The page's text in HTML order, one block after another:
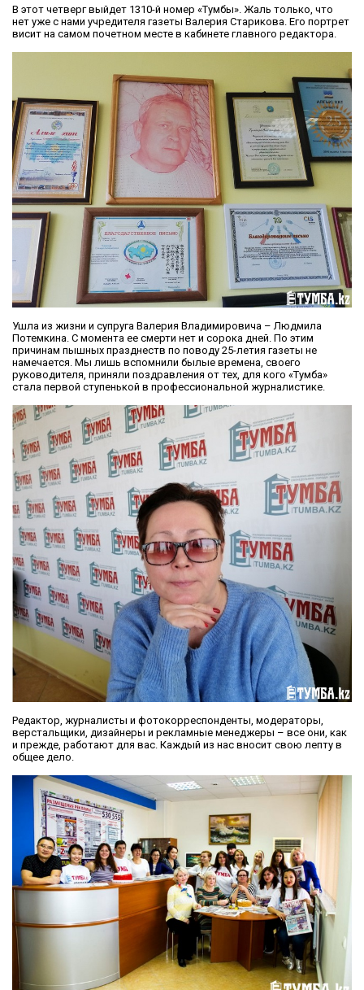
В этот четверг выйдет 1310-й номер «Тумбы». Жаль только, что
нет уже с нами учредителя газеты Валерия Старикова. Его портрет
висит на самом почетном месте в кабинете главного редактора.
Ушла из жизни и супруга Валерия Владимировича – Людмила
Потемкина. С момента ее смерти нет и сорока дней. По этим
причинам пышных празднеств по поводу 25-летия газеты не
намечается. Мы лишь вспомнили былые времена, своего
руководителя, приняли поздравления от тех, для кого «Тумба»
стала первой ступенькой в профессиональной журналистике.
Редактор, журналисты и фотокорреспонденты, модераторы,
верстальщики, дизайнеры и рекламные менеджеры – все они, как
и прежде, работают для вас. Каждый из нас вносит свою лепту в
общее дело.